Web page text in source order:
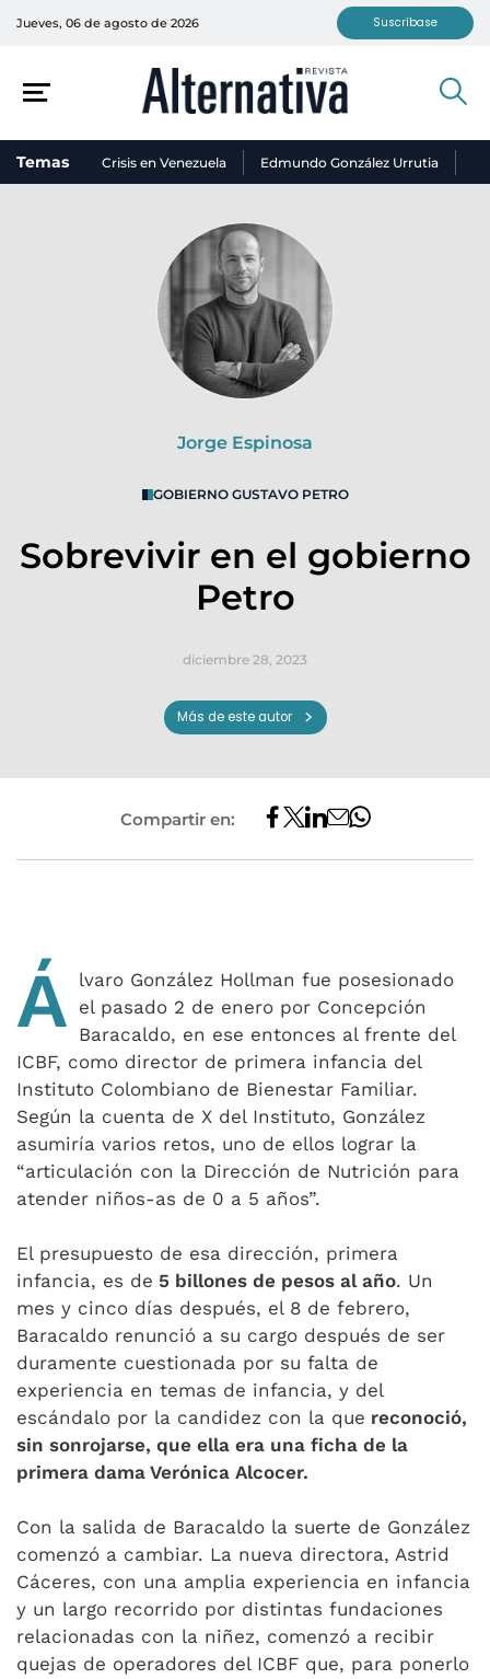
Jueves, 06 de agosto de 2026 Suscríbase
Temas Crisis en Venezuela Edmundo González Urrutia
Jorge Espinosa
GOBIERNO GUSTAVO PETRO
Sobrevivir en el gobierno
Petro
diciembre 28, 2023
Más de este autor
Compartir en:
Á lvaro González Hollman fue posesionado
el pasado 2 de enero por Concepción
Baracaldo, en ese entonces al frente del
ICBF, como director de primera infancia del
Instituto Colombiano de Bienestar Familiar.
Según la cuenta de X del Instituto, González
asumiría varios retos, uno de ellos lograr la
“articulación con la Dirección de Nutrición para
atender niños-as de 0 a 5 años”.
El presupuesto de esa dirección, primera
infancia, es de 5 billones de pesos al año. Un
mes y cinco días después, el 8 de febrero,
Baracaldo renunció a su cargo después de ser
duramente cuestionada por su falta de
experiencia en temas de infancia, y del
escándalo por la candidez con la que reconoció,
sin sonrojarse, que ella era una ficha de la
primera dama Verónica Alcocer.
Con la salida de Baracaldo la suerte de González
comenzó a cambiar. La nueva directora, Astrid
Cáceres, con una amplia experiencia en infancia
y un largo recorrido por distintas fundaciones
relacionadas con la niñez, comenzó a recibir
quejas de operadores del ICBF que, para ponerlo